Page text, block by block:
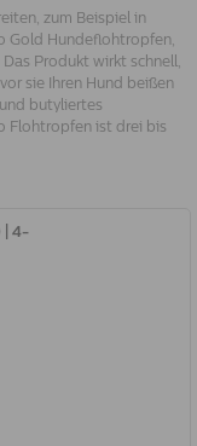
zum Beispiel in
Gold Hundeflohtropfen,
Produkt wirkt schnell,
sie Ihren Hund beißen
butyliertes
Flohtropfen ist drei bis